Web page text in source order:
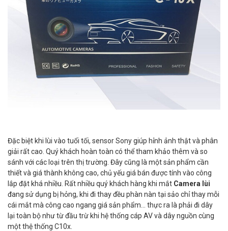
Đặc biệt khi lùi vào tuổi tối, sensor Sony giúp hỉnh ảnh thật và phân
giải rất cao. Quý khách hoàn toàn có thể tham khảo thêm và so
sánh với các loại trên thị trường. Đây cũng là một sản phẩm cần
thiết và giá thành không cao, chủ yếu giá bán được tính vào công
lắp đặt khá nhiều. Rất nhiều quý khách hàng khi mắt Camera lùi
đang sử dụng bị hỏng, khi đi thay đều phàn nàn tại sảo chỉ thay mỗi
cái mắt mà công cao ngang giá sản phẩm... thực ra là phải đi dây
lại toàn bộ như từ đầu trừ khi hệ thống cáp AV và dây nguồn cùng
một thệ thống C10x.